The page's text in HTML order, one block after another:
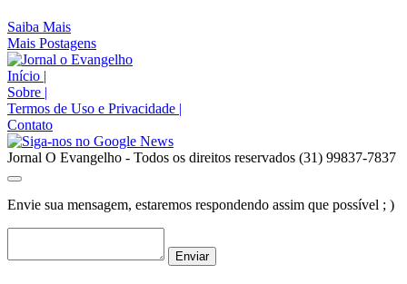
Saiba Mais
Mais Postagens
Início |
Sobre |
Termos de Uso e Privacidade |
Contato
Jornal O Evangelho - Todos os direitos reservados (31) 99837-7837
Envie sua mensagem, estaremos respondendo assim que possível ; )
Enviar